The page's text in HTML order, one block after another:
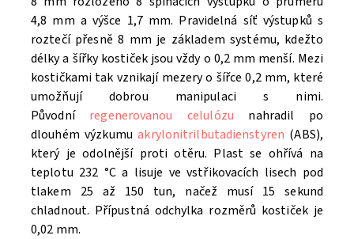
4,8 mm a výšce 1,7 mm. Pravidelná síť výstupků s
roztečí přesně 8 mm je základem systému, kdežto
délky a šířky kostiček jsou vždy o 0,2 mm menší. Mezi
kostičkami tak vznikají mezery o šířce 0,2 mm, které
umožňují dobrou manipulaci s nimi.
Původní regenerovanou celulózu nahradil po
dlouhém výzkumuakrylonitrilbutadienstyren (ABS),
který je odolnější proti otěru. Plast se ohřívá na
teplotu 232 °C a lisuje ve vstřikovacích lisech pod
tlakem 25 až 150 tun, načež musí 15 sekund
chladnout. Přípustná odchylka rozměrů kostiček je
0,02 mm.